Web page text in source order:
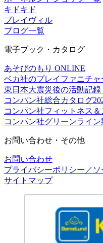
キドキド
プレイヴィル
ブログ一覧
電子ブック・カタログ
あそびのもり ONLINE
ベカ社のプレイファニチ
東日本大震災後の活動記録
コンパン社総合カタログ
コンパン社フィットネス
コンパン社グリーンライ
お問い合わせ・その他
お問い合わせ
プライバシーポリシー／
サイトマップ